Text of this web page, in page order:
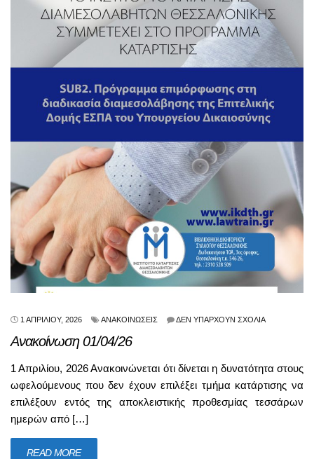
1 ΑΠΡΙΛΊΟΥ, 2026 ΑΝΑΚΟΙΝΏΣΕΙΣ ΔΕΝ ΥΠΆΡΧΟΥΝ ΣΧΌΛΙΑ
Ανακοίνωση 01/04/26
1 Απριλίου, 2026 Ανακοινώνεται ότι δίνεται η δυνατότητα στους
ωφελούμενους που δεν έχουν επιλέξει τμήμα κατάρτισης να
επιλέξουν εντός της αποκλειστικής προθεσμίας τεσσάρων
ημερών από […]
READ MORE